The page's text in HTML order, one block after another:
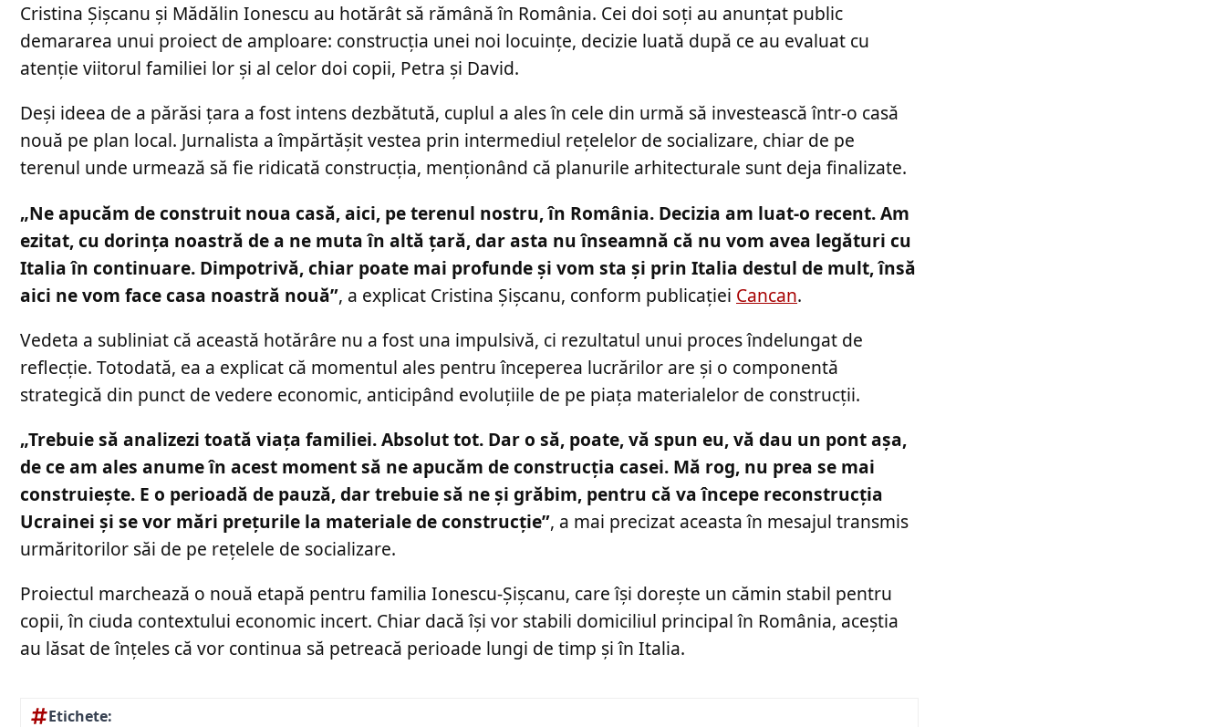
Cristina Șișcanu și Mădălin Ionescu au hotărât să rămână în România. Cei doi soți au anunțat public
demararea unui proiect de amploare: construcția unei noi locuințe, decizie luată după ce au evaluat cu
atenție viitorul familiei lor și al celor doi copii, Petra și David.
Deși ideea de a părăsi țara a fost intens dezbătută, cuplul a ales în cele din urmă să investească într-o casă
nouă pe plan local. Jurnalista a împărtășit vestea prin intermediul rețelelor de socializare, chiar de pe
terenul unde urmează să fie ridicată construcția, menționând că planurile arhitecturale sunt deja finalizate.
„Ne apucăm de construit noua casă, aici, pe terenul nostru, în România. Decizia am luat-o recent. Am
ezitat, cu dorința noastră de a ne muta în altă țară, dar asta nu înseamnă că nu vom avea legături cu
Italia în continuare. Dimpotrivă, chiar poate mai profunde și vom sta și prin Italia destul de mult, însă
aici ne vom face casa noastră nouă”, a explicat Cristina Șișcanu, conform publicației Cancan.
Vedeta a subliniat că această hotărâre nu a fost una impulsivă, ci rezultatul unui proces îndelungat de
reflecție. Totodată, ea a explicat că momentul ales pentru începerea lucrărilor are și o componentă
strategică din punct de vedere economic, anticipând evoluțiile de pe piața materialelor de construcții.
„Trebuie să analizezi toată viața familiei. Absolut tot. Dar o să, poate, vă spun eu, vă dau un pont așa,
de ce am ales anume în acest moment să ne apucăm de construcția casei. Mă rog, nu prea se mai
construiește. E o perioadă de pauză, dar trebuie să ne și grăbim, pentru că va începe reconstrucția
Ucrainei și se vor mări prețurile la materiale de construcție”, a mai precizat aceasta în mesajul transmis
urmăritorilor săi de pe rețelele de socializare.
Proiectul marchează o nouă etapă pentru familia Ionescu-Șișcanu, care își dorește un cămin stabil pentru
copii, în ciuda contextului economic incert. Chiar dacă își vor stabili domiciliul principal în România, aceștia
au lăsat de înțeles că vor continua să petreacă perioade lungi de timp și în Italia.
Etichete: